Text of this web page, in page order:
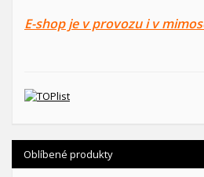
E-shop je v provozu i v
Oblíbené produkty